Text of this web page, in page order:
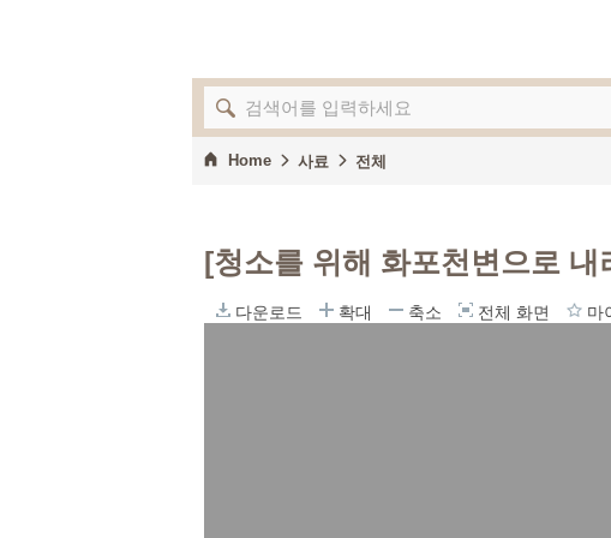
Home 사료 전체
[청소를 위해 화포천변으로
다운로드 확대 축소 전체 화면 마